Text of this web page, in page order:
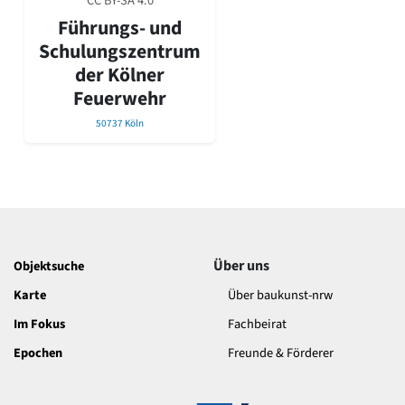
David Chipperfield
Harald Deilmann
Gottfried Böhm
Schneider von Esleben
Peter Behrens
Auszeichnung vorbildlicher Bauten NRW 2020
Big Beautiful Buildings (Großbauten der Nachkriegszeit)
Moderne
Jugendstil
Historismus
Barock
Führungs- und
Schulungszentrum
der Kölner
Feuerwehr
50737 Köln
Objektsuche
Karte
Im Fokus
Epochen
Über uns
Über baukunst-nrw
Fachbeirat
Freunde & Förderer